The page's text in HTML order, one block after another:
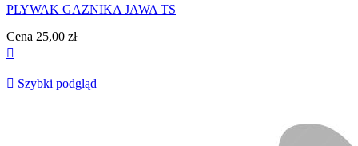
PLYWAK GAZNIKA JAWA TS
Cena 25,00 zł

 Szybki podgląd